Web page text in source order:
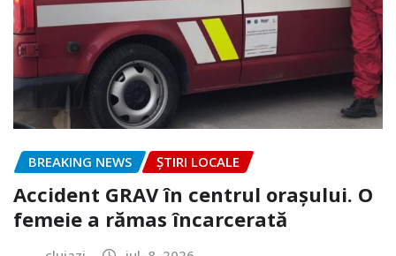
BREAKING NEWS ȘTIRI LOCALE
Accident GRAV în centrul orașului. O
femeie a rămas încarcerată